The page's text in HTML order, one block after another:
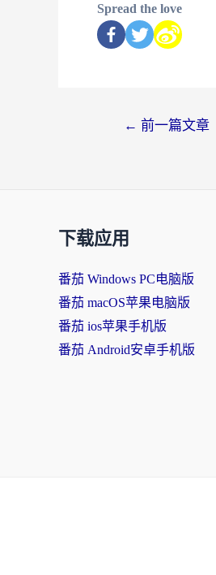
Spread the love
← 前一篇文章
下载应用
番茄 Windows PC电脑版
番茄 macOS苹果电脑版
番茄 ios苹果手机版
番茄 Android安卓手机版